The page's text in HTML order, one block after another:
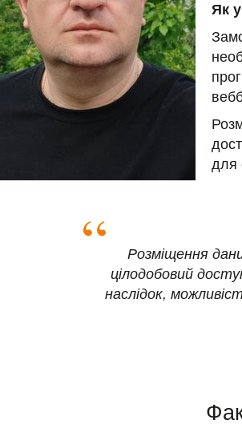
Як
для
Розміщення
цілодобовий
наслідок,